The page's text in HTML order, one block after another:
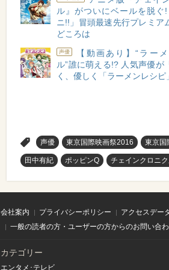
ル』がついにベールを脱ぐ
ニ!!」冒頭最速先行プレミア
どころは
声優
【動画あり】“ラー
ル”誰に萌える!? 人気声優が
く、優しく「ラーメンレシピ
声優 東京国際映画祭2016 東京国
田中有紀 ポッピンQ チェインクロニ
会社案内 プライバシーポリシー アクセスデー
一般の読者の方・ユーザーの方からのお問い合
カテゴリー
エンタメ･テレビ